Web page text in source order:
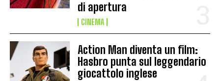
di apertura
CINEMA
Action Man diventa un film:
Hasbro punta sul leggendario
giocattolo inglese